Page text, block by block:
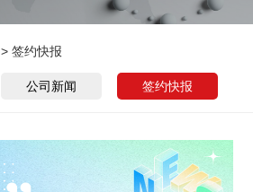
>签约快报
公司新闻 签约快报